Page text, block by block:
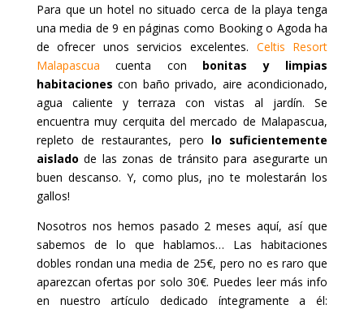
Para que un hotel no situado cerca de la playa tenga
una media de 9 en páginas como Booking o Agoda ha
de ofrecer unos servicios excelentes. Celtis Resort
Malapascua cuenta con bonitas y limpias
habitaciones con baño privado, aire acondicionado,
agua caliente y terraza con vistas al jardín. Se
encuentra muy cerquita del mercado de Malapascua,
repleto de restaurantes, pero lo suficientemente
aislado de las zonas de tránsito para asegurarte un
buen descanso. Y, como plus, ¡no te molestarán los
gallos!
Nosotros nos hemos pasado 2 meses aquí, así que
sabemos de lo que hablamos… Las habitaciones
dobles rondan una media de 25€, pero no es raro que
aparezcan ofertas por solo 30€. Puedes leer más info
en nuestro artículo dedicado íntegramente a él: